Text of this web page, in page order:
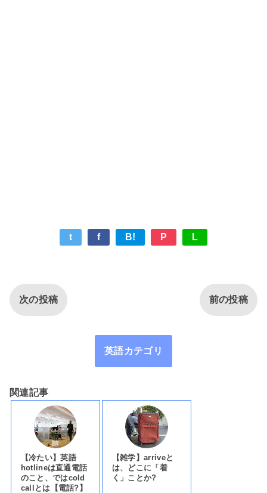
t f B! P L
次の投稿 前の投稿
英語カテゴリ
関連記事
【冷たい】英語
hotlineは直通電話
のこと、ではcold
callとは【電話?】
【雑学】arriveと
は、どこに「着
く」ことか?